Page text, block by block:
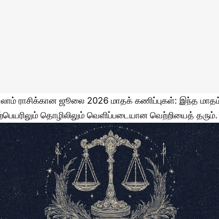
ராசிக்கான ஜூலை 2026 மாதக் கணிப்புகள்: இந்த
தொழிலிலும் வெளிப்படையான வெற்றியைத் தரும்.